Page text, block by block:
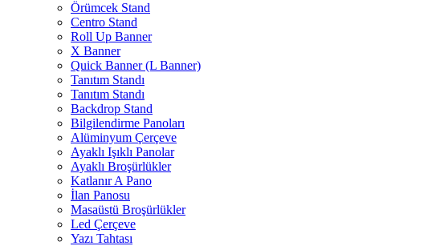
Örümcek Stand
Centro Stand
Roll Up Banner
X Banner
Quick Banner (L Banner)
Tanıtım Standı
Tanıtım Standı
Backdrop Stand
Bilgilendirme Panoları
Alüminyum Çerçeve
Ayaklı Işıklı Panolar
Ayaklı Broşürlükler
Katlanır A Pano
İlan Panosu
Masaüstü Broşürlükler
Led Çerçeve
Yazı Tahtası